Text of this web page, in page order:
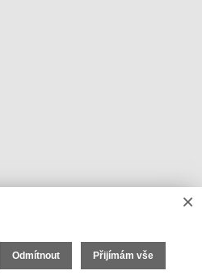
×
Odmítnout Přijímám vše